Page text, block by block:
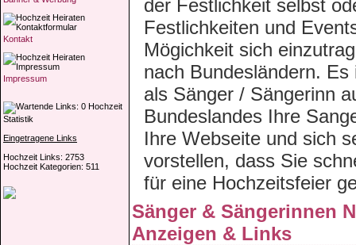
Kontakt
Impressum
Hochzeit
Statistik
Eingetragene Links
Hochzeit Links: 2753
Hochzeit Kategorien: 511
der Festlichkeit selbst
Festlichkeiten und
Mögichkeit sich
nach Bundesländern.
als Sänger / Sängerinn
Bundeslandes Ihre
Ihre Webseite und sich
vorstellen, dass Sie
für eine Hochzeitsfeier
Sänger & Sängerinnen
Anzeigen & Links